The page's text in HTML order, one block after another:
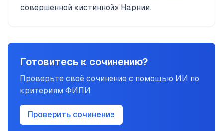
совершенной «истинной» Нарнии.
Готовитесь к сочинению?
Проверьте своё сочинение с помощью ИИ по
критериям ФИПИ
Проверить сочинение